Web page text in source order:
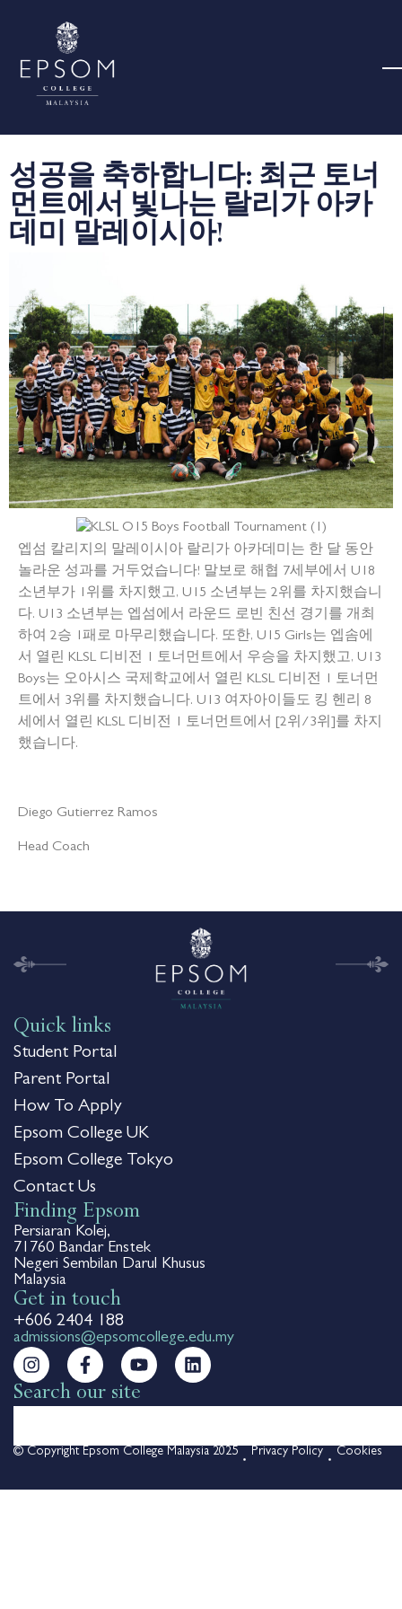
성공을 축하합니다: 최근 토너
먼트에서 빛나는 랄리가 아카
데미 말레이시아!
엡섬 칼리지의 말레이시아 랄리가 아카데미는 한 달 동안
놀라운 성과를 거두었습니다! 말보로 해협 7세부에서 U18
소년부가 1위를 차지했고, U15 소년부는 2위를 차지했습니
다. U13 소년부는 엡섬에서 라운드 로빈 친선 경기를 개최
하여 2승 1패로 마무리했습니다. 또한, U15 Girls는 엡솜에
서 열린 KLSL 디비전 1 토너먼트에서 우승을 차지했고, U13
Boys는 오아시스 국제학교에서 열린 KLSL 디비전 1 토너먼
트에서 3위를 차지했습니다. U13 여자아이들도 킹 헨리 8
세에서 열린 KLSL 디비전 1 토너먼트에서 [2위/3위]를 차지
했습니다.
Diego Gutierrez Ramos
Head Coach
Quick links
Student Portal
Parent Portal
How To Apply
Epsom College UK
Epsom College Tokyo
Contact Us
Finding Epsom
Persiaran Kolej,
71760 Bandar Enstek
Negeri Sembilan Darul Khusus
Malaysia
Get in touch
+606 2404 188
admissions@epsomcollege.edu.my
Search our site
© Copyright Epsom College Malaysia 2025 Privacy Policy Cookies